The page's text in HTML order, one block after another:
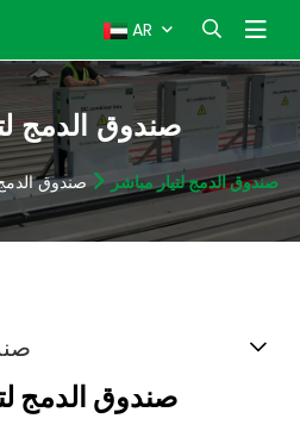
AR
صندوق الدمج
صندوق صندوق الدمج لتيار مباشر
صندوق الدمج